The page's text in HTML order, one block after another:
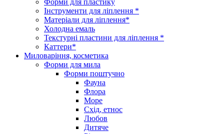
Інструменти для ліплення *
Матеріали для ліплення*
Холодна емаль
Текстурні пластини для ліплення *
Каттери*
Миловаріння, косметика
Форми для мила
Форми поштучно
Фауна
Флора
Море
Схід, етнос
Любов
Дитяче